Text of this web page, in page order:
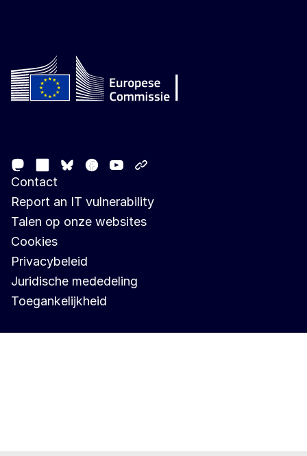
MastodonLinkedIn
Bluesky
Facebook
Youtube
Contact
Report an IT vulnerability
Talen op onze websites
Cookies
Privacybeleid
Juridische mededeling
Toegankelijkheid